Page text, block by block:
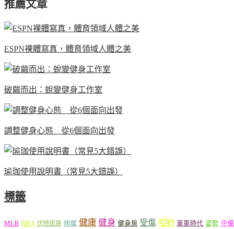
推薦文章
ESPN裸體寫真，體育領域人體之美
破繭而出：蛻變健身工作室
調整健身心態 從6個面向出發
瑜珈使用說明書（常見5大錯誤）
標籤
MLB NBA 伏地挺身 伸展 健康 健身 健身房 受傷 啞鈴 單車時代 姿勢 守備